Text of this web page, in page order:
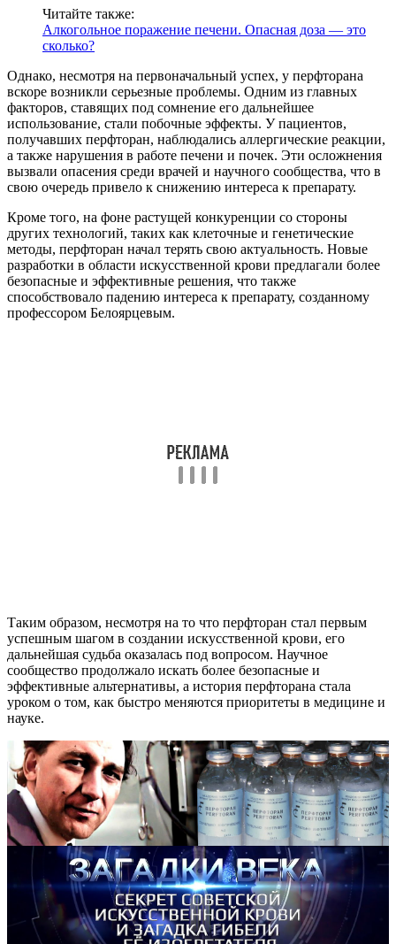
Читайте также:
Алкогольное поражение печени. Опасная доза — это
сколько?
Однако, несмотря на первоначальный успех, у перфторана
вскоре возникли серьезные проблемы. Одним из главных
факторов, ставящих под сомнение его дальнейшее
использование, стали побочные эффекты. У пациентов,
получавших перфторан, наблюдались аллергические реакции,
а также нарушения в работе печени и почек. Эти осложнения
вызвали опасения среди врачей и научного сообщества, что в
свою очередь привело к снижению интереса к препарату.
Кроме того, на фоне растущей конкуренции со стороны
других технологий, таких как клеточные и генетические
методы, перфторан начал терять свою актуальность. Новые
разработки в области искусственной крови предлагали более
безопасные и эффективные решения, что также
способствовало падению интереса к препарату, созданному
профессором Белоярцевым.
Таким образом, несмотря на то что перфторан стал первым
успешным шагом в создании искусственной крови, его
дальнейшая судьба оказалась под вопросом. Научное
сообщество продолжало искать более безопасные и
эффективные альтернативы, а история перфторана стала
уроком о том, как быстро меняются приоритеты в медицине и
науке.